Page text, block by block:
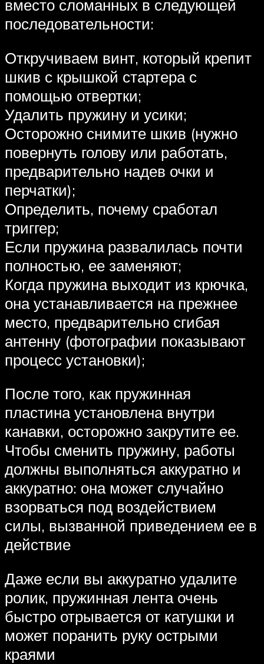
вместо сломанных в следующей
последовательности:
Откручиваем винт, который крепит
шкив с крышкой стартера с
помощью отвертки;
Удалить пружину и усики;
Осторожно снимите шкив (нужно
повернуть голову или работать,
предварительно надев очки и
перчатки);
Определить, почему сработал
триггер;
Если пружина развалилась почти
полностью, ее заменяют;
Когда пружина выходит из крючка,
она устанавливается на прежнее
место, предварительно сгибая
антенну (фотографии показывают
процесс установки);
После того, как пружинная
пластина установлена ​​внутри
канавки, осторожно закрутите ее.
Чтобы сменить пружину, работы
должны выполняться аккуратно и
аккуратно: она может случайно
взорваться под воздействием
силы, вызванной приведением ее в
действие
Даже если вы аккуратно удалите
ролик, пружинная лента очень
быстро отрывается от катушки и
может поранить руку острыми
краями